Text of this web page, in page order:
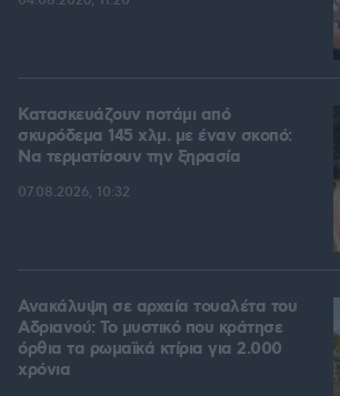
Κατασκευάζουν ποτάμι από
σκυρόδεμα 145 χλμ. με έναν σκοπό:
Να τερματίσουν την ξηρασία
07.08.2026, 10:32
Ανακάλυψη σε αρχαία τουαλέτα του
Αδριανού: Το μυστικό που κράτησε
όρθια τα ρωμαϊκά κτίρια για 2.000
χρόνια